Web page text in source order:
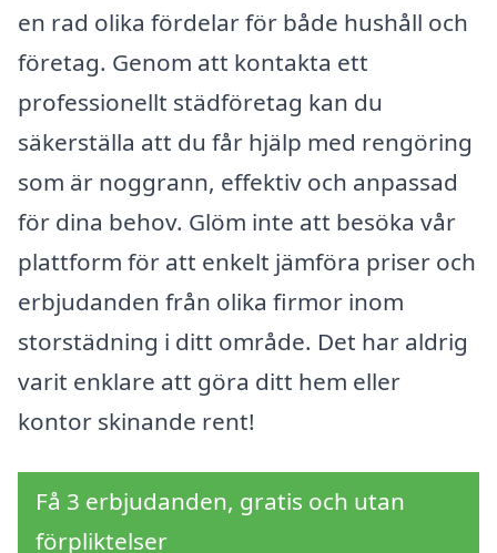
en rad olika fördelar för både hushåll och
företag. Genom att kontakta ett
professionellt städföretag kan du
säkerställa att du får hjälp med rengöring
som är noggrann, effektiv och anpassad
för dina behov. Glöm inte att besöka vår
plattform för att enkelt jämföra priser och
erbjudanden från olika firmor inom
storstädning i ditt område. Det har aldrig
varit enklare att göra ditt hem eller
kontor skinande rent!
Få 3 erbjudanden, gratis och utan
förpliktelser